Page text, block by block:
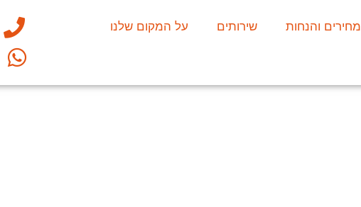
מחירים והנחות שירותים על המקום שלנו